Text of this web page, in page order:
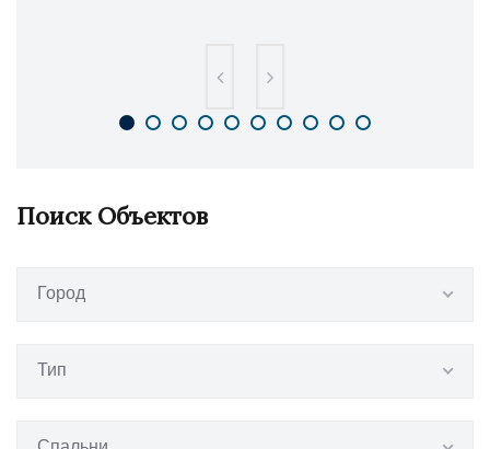
Поиск Объектов
Город
Тип